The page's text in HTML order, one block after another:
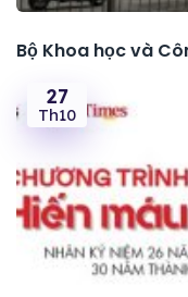
Bộ Khoa học và
27
Th10